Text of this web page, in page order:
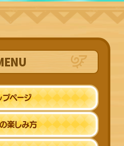
プページ
楽しみ方